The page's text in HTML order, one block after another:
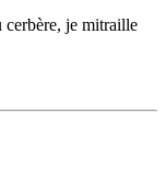
cerbère, je mitraille